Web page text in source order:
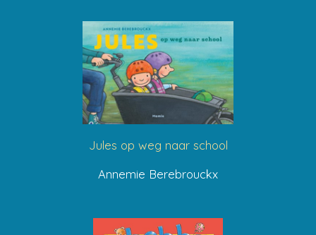
Jules op weg naar school
Annemie Berebrouckx